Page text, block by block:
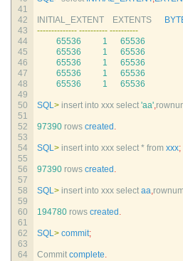
41
42
43
44
45
46
47
48
49
50
51
52
53
54
55
56
57
58
59
60
61
62
63
64
INITIAL_EXTENT EXTENTS
-------------- ---------- ----------
65536
1
65536
65536
1
65536
65536
1
65536
65536
1
65536
65536
1 65536
SQL> insert into xxx select 'aa',
97390 rows created .
SQL> insert into xxx select * from xxx;
97390 rows created .
SQL> insert into xxx select aa,
194780 rows created .
SQL> commit;
Commit complete.